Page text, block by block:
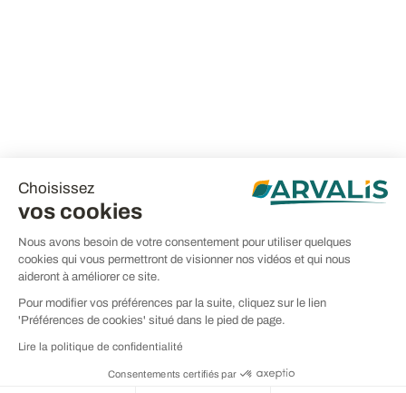
Choisissez
vos cookies
Nous avons besoin de votre consentement pour utiliser quelques
cookies qui vous permettront de visionner nos vidéos et qui nous
aideront à améliorer ce site.
Pour modifier vos préférences par la suite, cliquez sur le lien
'Préférences de cookies' situé dans le pied de page.
Lire la politique de confidentialité
Consentements certifiés par